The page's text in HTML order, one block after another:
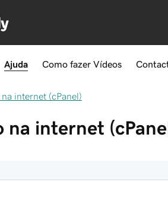
Ajuda Como fazer Vídeos
internet (cPanel)
na internet